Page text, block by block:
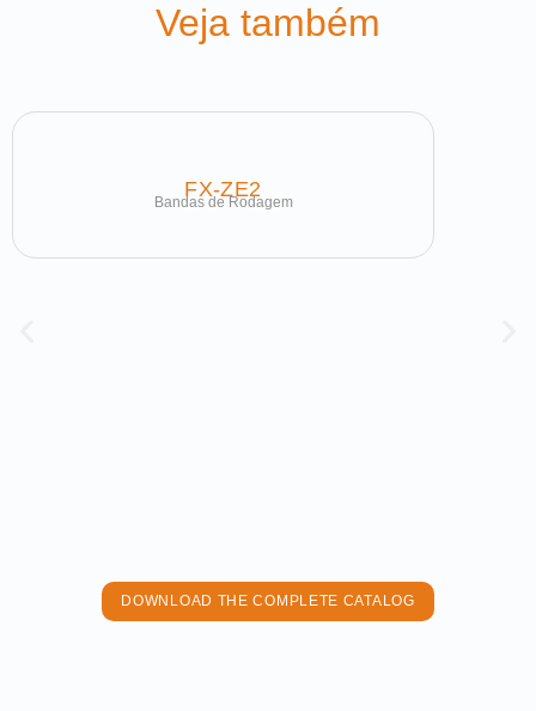
Veja também
FX-ZE2
Bandas de Rodagem
DOWNLOAD THE COMPLETE CATALOG